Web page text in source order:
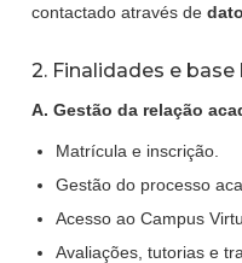
contactado através de
2. Finalidades e base
A. Gestão da relação
Matrícula e inscrição.
Gestão do processo
Acesso ao Campus
Avaliações, tutorias e